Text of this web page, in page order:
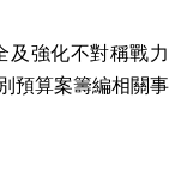
及強化不對稱戰力
預算案籌編相關事